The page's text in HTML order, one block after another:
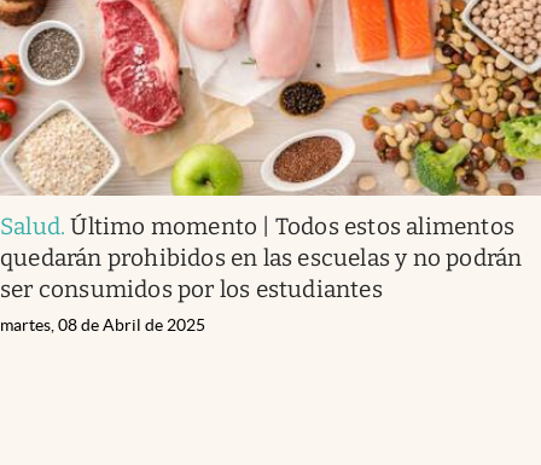
Salud.Último momento | Todos estos alimentos
quedarán prohibidos en las escuelas y no podrán
ser consumidos por los estudiantes
martes, 08 de Abril de 2025